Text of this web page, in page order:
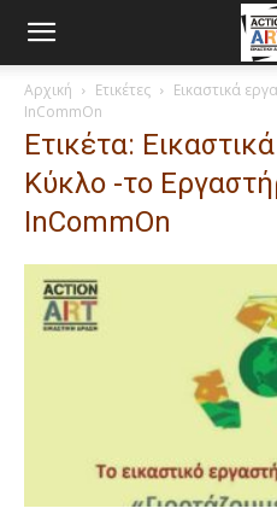
Αρχική Ετικέτες
Εικαστικά
InCommOn
Ετικέτα:
Κύκλο -το
InCommOn